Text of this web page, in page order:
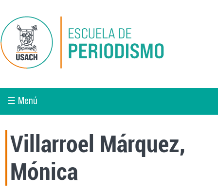
☰ Menú
Villarroel Márquez,
Mónica